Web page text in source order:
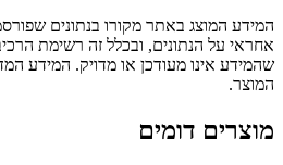
המידע המוצג באתר מקורו בנתונים
אחראי על הנתונים, ובכלל זה רשימת
שהמידע אינו מעודכן או מדויק. המידע
המוצר.
מוצרים דומים